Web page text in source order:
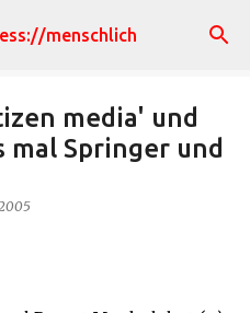
menschlich
media' und
mal Springer und